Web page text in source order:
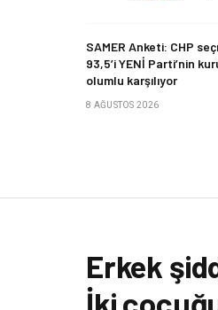
SAMER Anketi: CHP
93,5’i YENİ Parti’nin
olumlu karşılıyor
8 AĞUSTOS 2026
Erkek